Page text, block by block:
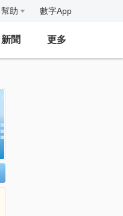
幫助 數字App
新聞 更多